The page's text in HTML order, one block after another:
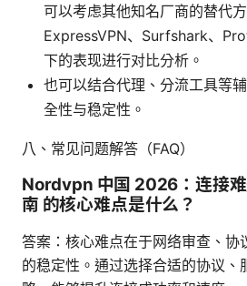
可以考虑其他知名厂商的替代
ExpressVPN、Surfshark、
下的表现进行对比分析。
也可以结合代理、分流工具等
全性与稳定性。
八、常见问题解答（FAQ）
Nordvpn 中国 2026：连接
南 的核心难点是什么？
答案：核心难点在于网络审查、协
的稳定性。通过选择合适的协议、